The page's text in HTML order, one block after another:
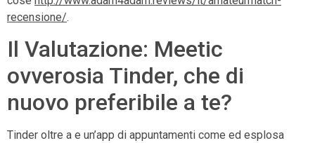
recensione/.
Il Valutazione: Meetic
ovverosia Tinder, che di
nuovo preferibile a te?
Tinder oltre a e un’app di appuntamenti come ed esplosa